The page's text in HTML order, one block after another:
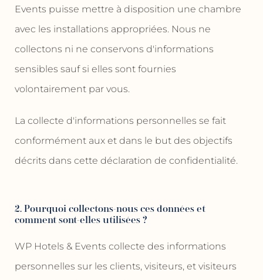
Events puisse mettre à disposition une chambre
avec les installations appropriées. Nous ne
collectons ni ne conservons d'informations
sensibles sauf si elles sont fournies
volontairement par vous.
La collecte d'informations personnelles se fait
conformément aux et dans le but des objectifs
décrits dans cette déclaration de confidentialité.
2. Pourquoi collectons-nous ces données et
comment sont-elles utilisées ?
WP Hotels & Events collecte des informations
personnelles sur les clients, visiteurs, et visiteurs